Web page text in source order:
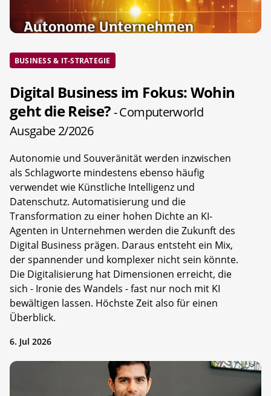
BUSINESS & IT-STRATEGIE
Digital Business im Fokus: Wohin
geht die Reise?- Computerworld
Ausgabe 2/2026
Autonomie und Souveränität werden inzwischen
als Schlagworte mindestens ebenso häufig
verwendet wie Künstliche Intelligenz und
Datenschutz. Automatisierung und die
Transformation zu einer hohen Dichte an KI-
Agenten in Unternehmen werden die Zukunft des
Digital Business prägen. Daraus entsteht ein Mix,
der spannender und komplexer nicht sein könnte.
Die Digitalisierung hat Dimensionen erreicht, die
sich - Ironie des Wandels - fast nur noch mit KI
bewältigen lassen. Höchste Zeit also für einen
Überblick.
6. Jul 2026